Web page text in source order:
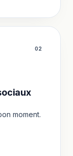
02
moment.